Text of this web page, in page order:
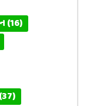
(16)
(37)